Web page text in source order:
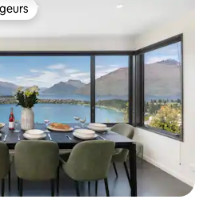
les plus appréciés